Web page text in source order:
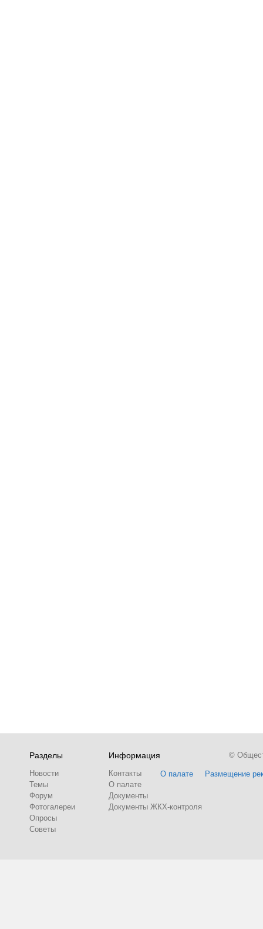
Разделы
Новости
Темы
Форум
Фотогалереи
Опросы
Советы
Информация
Контакты
О палате
Документы
Документы ЖКХ-контроля
О палате Размещение
©